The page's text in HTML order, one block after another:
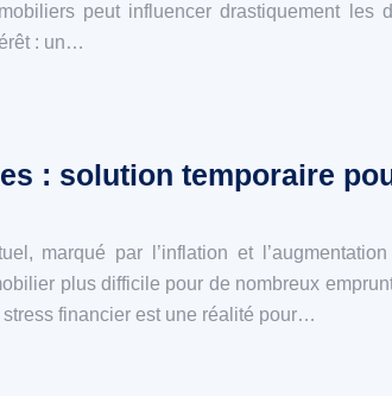
peut influencer drastiquement les
: un…
: solution temporaire
marqué par l’inflation et
plus difficile pour de nombreux
financier est une réalité pour…